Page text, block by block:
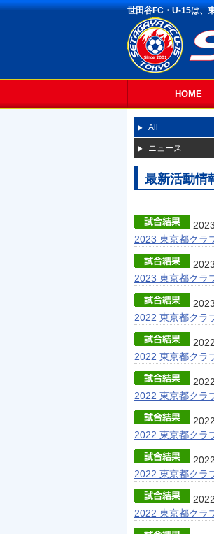
世田谷FC・U-15は、
HOME
All
ニュース
最新活動情
2023 東京都クラ
2023 東京都クラ
2022 東京都クラ
2022 東京都クラ
2022 東京都クラ
2022 東京都クラ
2022 東京都クラ
2022 東京都クラ